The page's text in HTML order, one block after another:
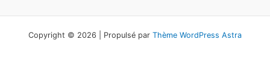
Copyright © 2026 | Propulsé par Thème WordPress Astra